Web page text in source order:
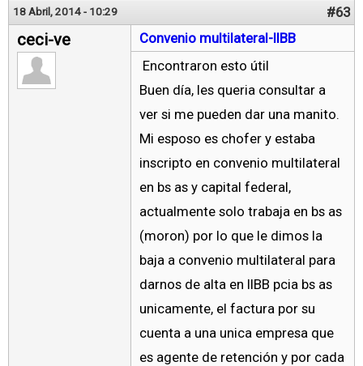
18 Abril, 2014 - 10:29 #63
ceci-ve
Convenio multilateral-IIBB
Encontraron esto útil
Buen día, les queria consultar a
ver si me pueden dar una manito.
Mi esposo es chofer y estaba
inscripto en convenio multilateral
en bs as y capital federal,
actualmente solo trabaja en bs as
(moron) por lo que le dimos la
baja a convenio multilateral para
darnos de alta en IIBB pcia bs as
unicamente, el factura por su
cuenta a una unica empresa que
es agente de retención y por cada